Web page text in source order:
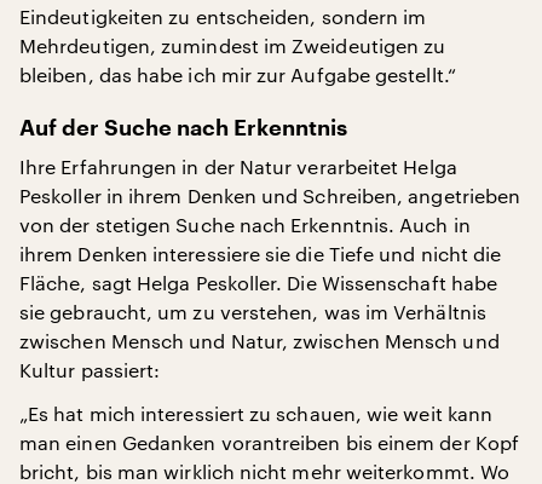
Eindeutigkeiten zu entscheiden, sondern im
Mehrdeutigen, zumindest im Zweideutigen zu
bleiben, das habe ich mir zur Aufgabe gestellt.“
Auf der Suche nach Erkenntnis
Ihre Erfahrungen in der Natur verarbeitet Helga
Peskoller in ihrem Denken und Schreiben, angetrieben
von der stetigen Suche nach Erkenntnis. Auch in
ihrem Denken interessiere sie die Tiefe und nicht die
Fläche, sagt Helga Peskoller. Die Wissenschaft habe
sie gebraucht, um zu verstehen, was im Verhältnis
zwischen Mensch und Natur, zwischen Mensch und
Kultur passiert:
„Es hat mich interessiert zu schauen, wie weit kann
man einen Gedanken vorantreiben bis einem der Kopf
bricht, bis man wirklich nicht mehr weiterkommt. Wo